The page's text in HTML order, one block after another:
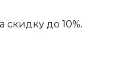
скидку до 10%.